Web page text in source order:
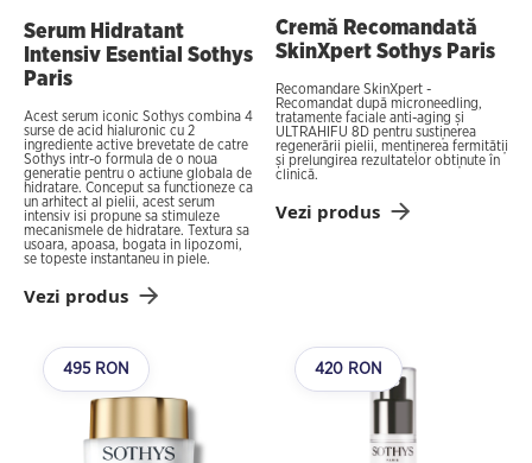
Serum Hidratant
Intensiv Esential Sothys
Paris
Acest serum iconic Sothys combina 4
surse de acid hialuronic cu 2
ingrediente active brevetate de catre
Sothys intr-o formula de o noua
generatie pentru o actiune globala de
hidratare. Conceput sa functioneze ca
un arhitect al pielii, acest serum
intensiv isi propune sa stimuleze
mecanismele de hidratare. Textura sa
usoara, apoasa, bogata in lipozomi,
se topeste instantaneu in piele.
Vezi produs
Cremă Recomandată
SkinXpert Sothys Paris
Recomandare SkinXpert -
Recomandat după microneedling,
tratamente faciale anti-aging și
ULTRAHIFU 8D pentru susținerea
regenerării pielii, menținerea fermității
și prelungirea rezultatelor obținute în
clinică.
Vezi produs
495 RON 420 RON